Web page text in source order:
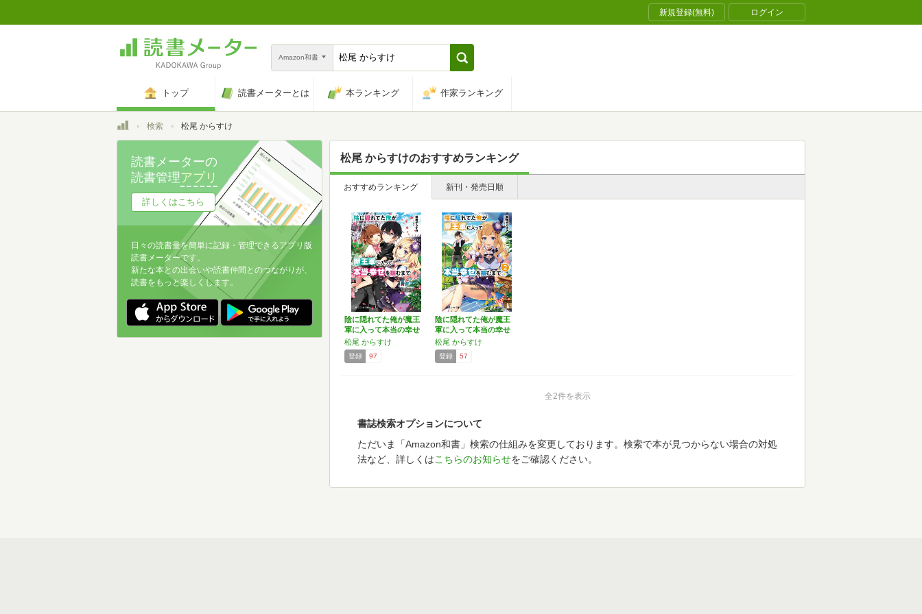
新規登録(無料) ログイン
Amazon和書
トップ 読書メーターとは 本ランキング 作家ランキング
トップ検索 松尾 からすけ
松尾 からすけのおすすめランキング
おすすめランキング 新刊・発売日順
陰に隠れてた俺が魔王
軍に入って本当の幸せ
を掴…
松尾 からすけ
登録 97
陰に隠れてた俺が魔王
軍に入って本当の幸せ
を掴…
松尾 からすけ
登録 57
全2件を表示
書誌検索オプションについて
ただいま「Amazon和書」検索の仕組みを変更しております。検索で本が見つからない場合の対処
法など、詳しくはこちらのお知らせをご確認ください。
読書メーターの
読書管理アプリ
詳しくはこちら
日々の読書量を簡単に記録・管理できるアプリ版
読書メーターです。
新たな本との出会いや読書仲間とのつながりが、
読書をもっと楽しくします。